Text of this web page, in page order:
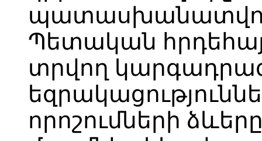
Պետական
տրվող
որոշումների